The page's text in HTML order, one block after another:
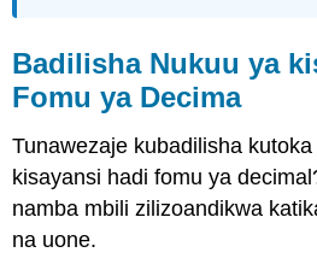
Badilisha Nukuu ya
Fomu ya Decima
Tunawezaje kubadilisha
kisayansi hadi fomu ya
namba mbili zilizoandikwa
na uone.